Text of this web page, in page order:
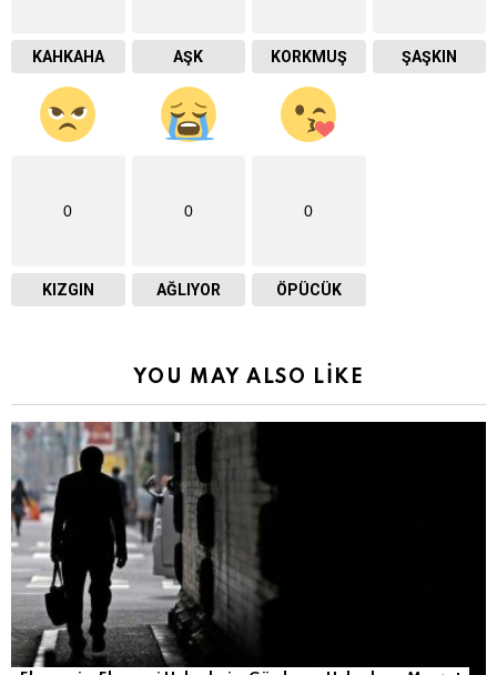
KAHKAHA AŞK KORKMUŞ ŞAŞKIN
0
KIZGIN
0
AĞLIYOR
0
ÖPÜCÜK
YOU MAY ALSO LIKE